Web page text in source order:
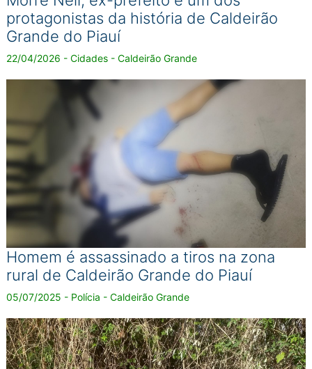
protagonistas da história de Caldeirão
Grande do Piauí
22/04/2026 - Cidades - Caldeirão Grande
Homem é assassinado a tiros na zona
rural de Caldeirão Grande do Piauí
05/07/2025 - Polícia - Caldeirão Grande